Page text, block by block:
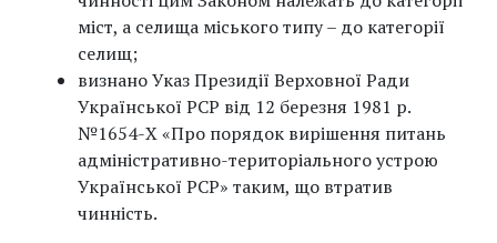
міст, а селища міського типу – до категорії
селищ;
визнано Указ Президії Верховної Ради
Української РСР від 12 березня 1981 р.
№1654-Х «Про порядок вирішення питань
адміністративно-територіального устрою
Української РСР» таким, що втратив
чинність.